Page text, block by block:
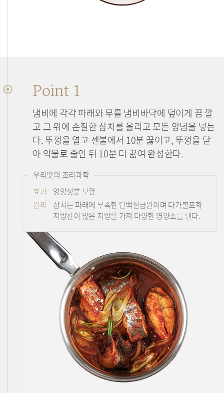
Point 1
냄비에 각각 파래와 무를 냄비바닥에 덮이게 끔 깔
고 그 위에 손질한 삼치를 올리고 모든 양념을 넣는
다. 뚜껑을 열고 센불에서 10분 끓이고, 뚜껑을 닫
아 약불로 줄인 뒤 10분 더 끓여 완성한다.
우리맛의 조리과학
효과
영양성분 보완
원리
삼치는 파래에 부족한 단백질급원이며 다가불포화
지방산이 많은 지방을 가져 다양한 영양소를 낸다.